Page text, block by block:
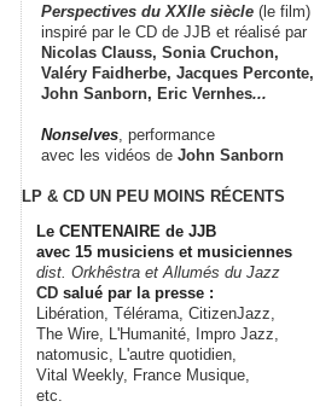
Perspectives du XXIIe siècle (le film)
inspiré par le CD de JJB et réalisé par
Nicolas Clauss, Sonia Cruchon,
Valéry Faidherbe, Jacques Perconte,
John Sanborn, Eric Vernhes...
Nonselves , performance
avec les vidéos de John Sanborn
LP & CD UN PEU MOINS RÉCENTS
Le CENTENAIRE de JJB
avec 15 musiciens et musiciennes
dist. Orkhêstra et Allumés du Jazz
CD salué par la presse :
Libération, Télérama, CitizenJazz,
The Wire, L'Humanité, Impro Jazz,
natomusic, L'autre quotidien,
Vital Weekly, France Musique,
etc.